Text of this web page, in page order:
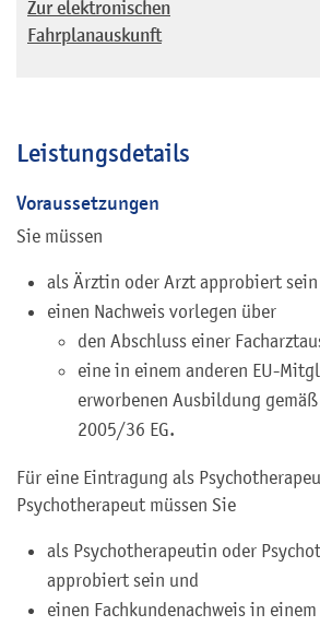
Zur elektronischen
Fahrplanauskunft
Leistungsdetails
Voraussetzungen
Sie müssen
als Ärztin oder Arzt approbiert
einen Nachweis vorlegen über
den Abschluss einer
eine in einem anderen EU-
erworbenen Ausbildung
2005/36 EG.
Für eine Eintragung als
Psychotherapeut müssen Sie
als Psychotherapeutin oder
approbiert sein und
einen Fachkundenachweis in